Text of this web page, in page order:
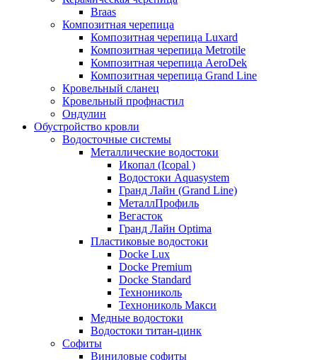
Braas
Композитная черепица
Композитная черепица Luxard
Композитная черепица Metrotile
Композитная черепица AeroDek
Композитная черепица Grand Line
Кровельный сланец
Кровельный профнастил
Ондулин
Обустройство кровли
Водосточные системы
Металлические водостоки
Икопал (Icopal )
Водостоки Aquasystem
Гранд Лайн (Grand Line)
МеталлПрофиль
Вегасток
Гранд Лайн Optima
Пластиковые водостоки
Docke Lux
Docke Premium
Docke Standard
Технониколь
Технониколь Макси
Медные водостоки
Водостоки титан-цинк
Софиты
Виниловые софиты